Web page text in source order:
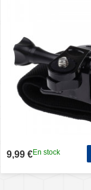
9,99 €En stock